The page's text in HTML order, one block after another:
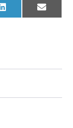
LinkedIn Email